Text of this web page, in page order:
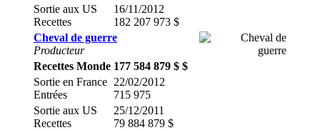
Sortie aux US
Recettes
16/11/2012
182 207 973 $
Cheval de guerre
Producteur
Recettes Monde 177 584 879 $ $
Sortie en France
Entrées
22/02/2012
715 975
Sortie aux US
Recettes
25/12/2011
79 884 879 $